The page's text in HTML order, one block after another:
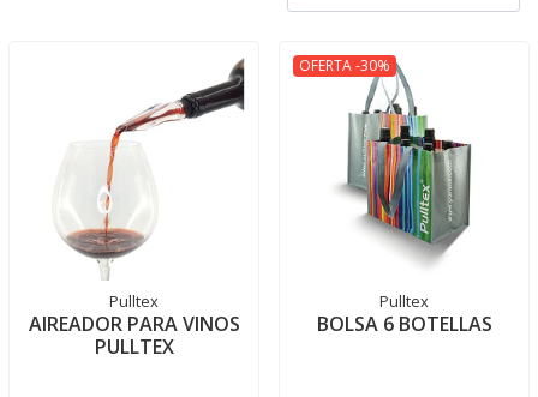
Pulltex
AIREADOR PARA VINOS
PULLTEX
OFERTA -30%
Pulltex
BOLSA 6 BOTELLAS